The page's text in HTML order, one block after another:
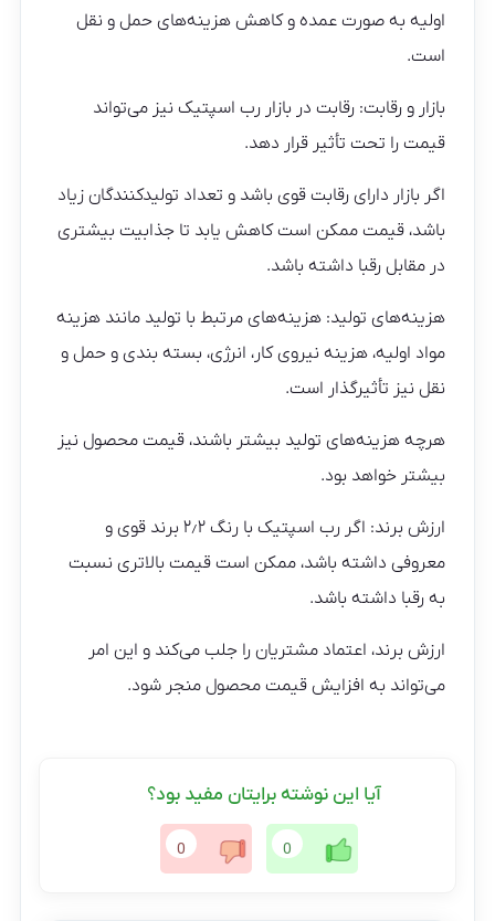
اولیه به صورت عمده و کاهش هزینه‌های حمل و نقل
است.
بازار و رقابت: رقابت در بازار رب اسپتیک نیز می‌تواند
قیمت را تحت تأثیر قرار دهد.
اگر بازار دارای رقابت قوی باشد و تعداد تولیدکنندگان زیاد
باشد، قیمت ممکن است کاهش یابد تا جذابیت بیشتری
در مقابل رقبا داشته باشد.
هزینه‌های تولید: هزینه‌های مرتبط با تولید مانند هزینه
مواد اولیه، هزینه نیروی کار، انرژی، بسته بندی و حمل و
نقل نیز تأثیرگذار است.
هرچه هزینه‌های تولید بیشتر باشند، قیمت محصول نیز
بیشتر خواهد بود.
ارزش برند: اگر رب اسپتیک با رنگ ۲٫۲ برند قوی و
معروفی داشته باشد، ممکن است قیمت بالاتری نسبت
به رقبا داشته باشد.
ارزش برند، اعتماد مشتریان را جلب می‌کند و این امر
می‌تواند به افزایش قیمت محصول منجر شود.
آیا این نوشته برایتان مفید بود؟
0
0